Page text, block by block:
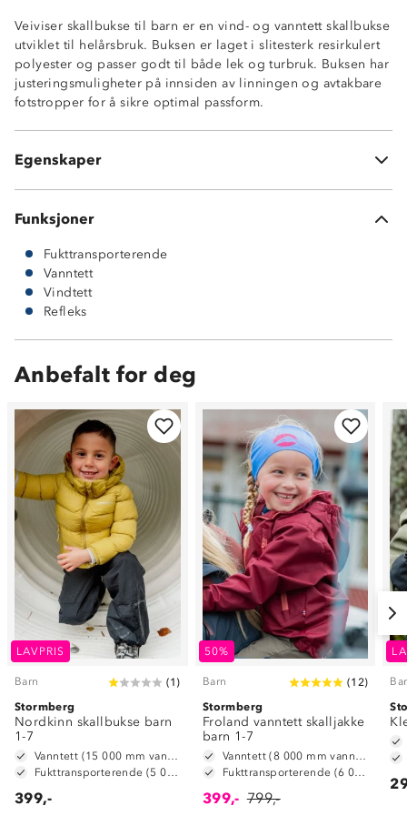
Veiviser skallbukse til barn er en vind- og vanntett skallbukse
utviklet til helårsbruk. Buksen er laget i slitesterk resirkulert
polyester og passer godt til både lek og turbruk. Buksen har
justeringsmuligheter på innsiden av linningen og avtakbare
fotstropper for å sikre optimal passform.
Egenskaper
Strikkjustering på innsiden av linning
Lukking med knapp
Formsydde knær
Strikk nederst i beina
Utskiftbare fotstropper i gummi
ProreTex® 12-5 membran
Funksjoner
Fukttransporterende
Vanntett
Vindtett
Refleks
Anbefalt for deg
LAVPRIS
Barn (1 )
Stormberg
Nordkinn skallbukse barn
1-7
399,-
50%
Barn (12)
Stormberg
Froland vanntett skalljakke
barn 1-7
399,- 799,-